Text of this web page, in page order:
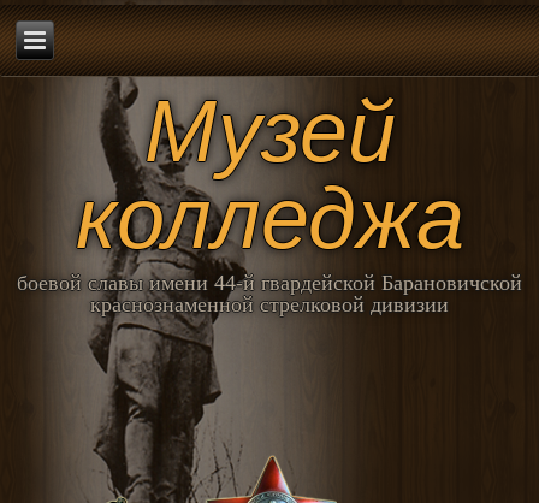
Музей
колледжа
боевой славы имени 44-й гвардейской Барановичской
краснознаменной стрелковой дивизии